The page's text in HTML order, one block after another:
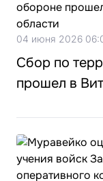
04 июня 2026
Сбор по
прошел в